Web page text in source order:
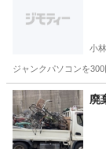
小
ジャンクパソコンを
千葉 印西市 廃